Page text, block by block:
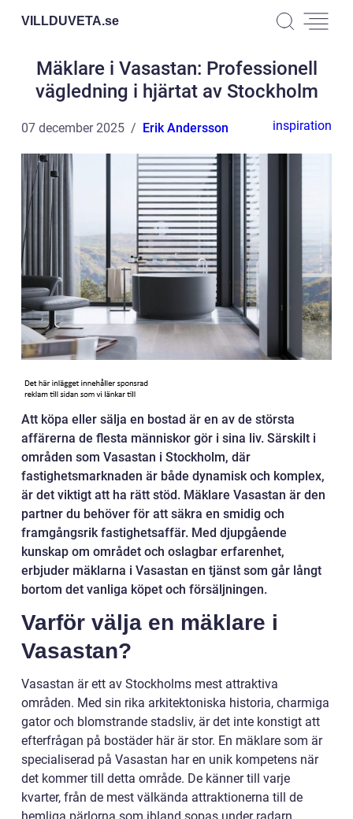
VILLDUVETA.se
Mäklare i Vasastan: Professionell
vägledning i hjärtat av Stockholm
07 december 2025 Erik Andersson inspiration
Att köpa eller sälja en bostad är en av de största
affärerna de flesta människor gör i sina liv. Särskilt i
områden som Vasastan i Stockholm, där
fastighetsmarknaden är både dynamisk och komplex,
är det viktigt att ha rätt stöd. Mäklare Vasastan är den
partner du behöver för att säkra en smidig och
framgångsrik fastighetsaffär. Med djupgående
kunskap om området och oslagbar erfarenhet,
erbjuder mäklarna i Vasastan en tjänst som går långt
bortom det vanliga köpet och försäljningen.
Varför välja en mäklare i
Vasastan?
Vasastan är ett av Stockholms mest attraktiva
områden. Med sin rika arkitektoniska historia, charmiga
gator och blomstrande stadsliv, är det inte konstigt att
efterfrågan på bostäder här är stor. En mäklare som är
specialiserad på Vasastan har en unik kompetens när
det kommer till detta område. De känner till varje
kvarter, från de mest välkända attraktionerna till de